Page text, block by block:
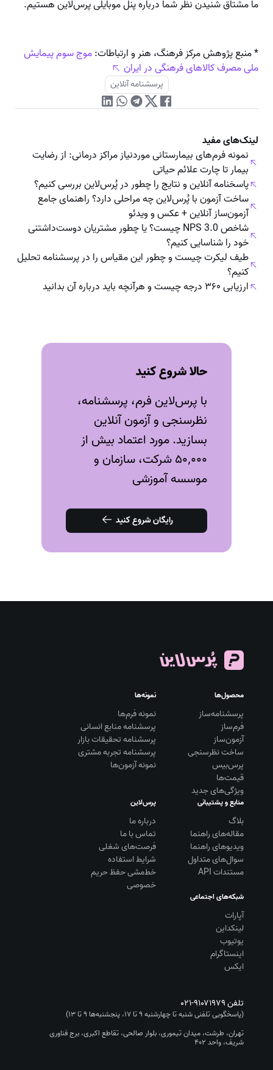
ما مشتاق شنیدن نظر شما درباره پنل موبایلی پرس‌لاین هستیم.
* منبع پژوهش مرکز فرهنگ، هنر و ارتباطات:موج سوم پیمایش
ملی مصرف کالاهای فرهنگی در ایران
پرسشنامه آنلاین
لینک‌های مفید
نمونه فرم‌های بیمارستانی موردنیاز مراکز درمانی: از رضایت
بیمار تا چارت علائم حیاتی
پاسخنامه آنلاین و نتایج را چطور در پُرس‌لاین بررسی کنیم؟
ساخت آزمون با پُرس‌لاین چه مراحلی دارد؟ راهنمای جامع
آزمون‌ساز آنلاین + عکس و ویدئو
شاخص NPS 3.0 چیست؟ یا چطور مشتریان دوست‌داشتنی
خود را شناسایی کنیم؟
طیف لیکرت چیست و چطور این مقیاس را در پرسشنامه تحلیل
کنیم؟
ارزیابی ۳۶۰ درجه چیست و هرآنچه باید درباره‌ آن بدانید
حالا شروع کنید
با پرس‌لاین فرم، پرسشنامه،
نظرسنجی و آزمون‌ آنلاین
بسازید. مورد اعتماد بیش از
۵۰٬۰۰۰ شرکت، سازمان و
موسسه آموزشی
رایگان شروع کنید
محصول‌ها
پرسشنامه‌ساز
فرم‌ساز
آزمون‌ساز
ساخت نظرسنجی
پرس‌بیس
قیمت‌ها
ویژگی‌های جدید
نمونه‌ها
نمونه فرم‌ها
پرسشنامه منابع انسانی
پرسشنامه تحقیقات بازار
پرسشنامه تجربه مشتری
نمونه آزمون‌ها
منابع و پشتیبانی
بلاگ
مقاله‌های راهنما
ویديوهای راهنما
سوال‌های متداول
مستندات API
پرس‌لاین
درباره ما
تماس با ما
فرصت‌های شغلی
شرایط استفاده
خط‌مشی حفظ حریم
خصوصی
شبکه‌های اجتماعی
آپارات
لینکداین
یوتیوب
اینستاگرام
ایکس
تلفن۰۲۱-۹۱۰۷۱۹۷۹
(پاسخگویی تلفنی شنبه تا چهارشنبه ۹ تا ۱۷، پنجشنبه‌ها ۹ تا ۱۳)
تهران، طرشت، میدان تیموری، بلوار صالحی، تقاطع اکبری، برج فناوری
شریف، واحد ۴۰۲